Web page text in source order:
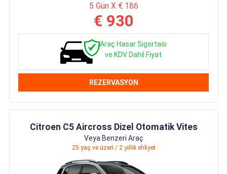
5 Gün X € 186
€ 930
Araç Hasar Sigortası
ve KDV Dahil Fiyat
REZERVASYON
Citroen C5 Aircross Dizel Otomatik Vites
Veya Benzeri Araç
25 yaş ve üzeri / 2 yıllık ehliyet